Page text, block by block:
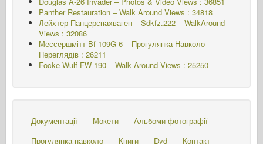
Panther Restauration – Walk Around Views : 34818
Лейхтер Панцерспахваген – Sdkfz.222 – WalkAround
Views : 32086
Мессершмітт Bf 109G-6 – Прогулянка Навколо
Переглядів : 26211
Focke-Wulf FW-190 – Walk Around Views : 25250
Документації Мокети
Альбоми-фотографії
Прогулянка навколо
Книги Dvd Контакт